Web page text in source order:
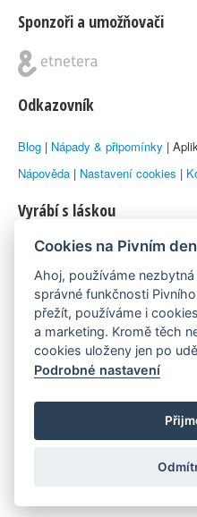
Sponzoři a umožňovači
Odkazovník
Blog | Nápady & připomínky |
Nápověda | Nastavení cookies |
Vyrábí s láskou
© 2010–2026 byLukáš Zeman
Máme rádi
Pivní.info
Poznámka pod čarou
Pivní deníček je nezávislý zdroj,
konkrétním pivovarem ani
reprezentovat názory tvůrců
Cookies na Pivním
Ahoj, používáme
správné funkčnosti
přežít, používáme i
a marketing. Kromě těch
cookies uloženy jen po
Podrobné nastavení